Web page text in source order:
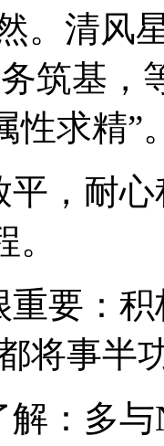
。清风
筑基，
求精”。
平，耐
重要：
将事半
解：多